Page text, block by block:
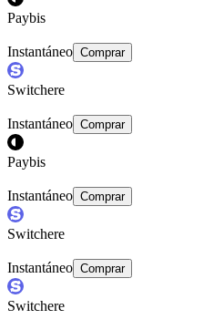
Paybis
Instantáneo Comprar
Switchere
Instantáneo Comprar
Paybis
Instantáneo Comprar
Switchere
Instantáneo Comprar
Switchere